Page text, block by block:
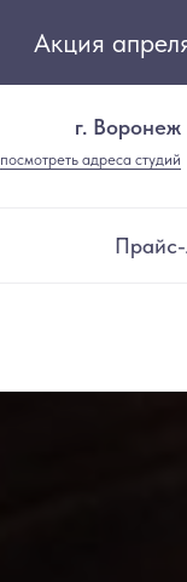
Акция
г. Воронеж
посмотреть адреса студий